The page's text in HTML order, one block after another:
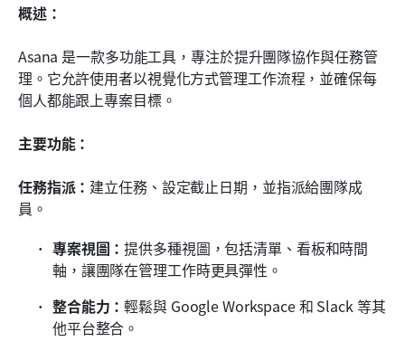
概述：
Asana 是一款多功能工具，專注於提升團隊協作與任務管
理。它允許使用者以視覺化方式管理工作流程，並確保每
個人都能跟上專案目標。
主要功能：
任務指派： 建立任務、設定截止日期，並指派給團隊成
員。
專案視圖：提供多種視圖，包括清單、看板和時間
軸，讓團隊在管理工作時更具彈性。
整合能力：輕鬆與 Google Workspace 和 Slack 等其
他平台整合。